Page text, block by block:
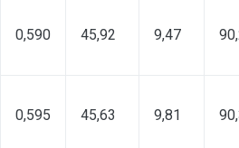
0,590 45,92 9,47
0,595 45,63 9,81